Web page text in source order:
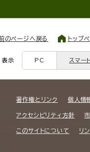
のページへ戻る トップ
表示 PC スマー
著作権とリンク 個人情
アクセシビリティ方針
このサイトについて リ